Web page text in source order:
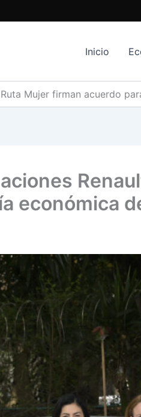
Inicio
Mujer firman acuerdo
económica